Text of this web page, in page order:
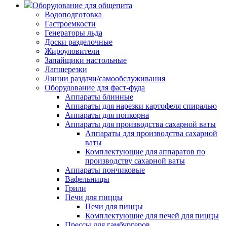
Оборудование для общепита
Водоподготовка
Гастроемкости
Генераторы льда
Доски разделочные
Жироуловители
Запайщики настольные
Лапшерезки
Линии раздачи/самообслуживания
Оборудование для фаст-фуда
Аппараты блинные
Аппараты для нарезки картофеля спиралью
Аппараты для попкорна
Аппараты для производства сахарной ваты
Аппараты для производства сахарной
ваты
Комплектующие для аппаратов по
производству сахарной ваты
Аппараты пончиковые
Вафельницы
Грили
Печи для пиццы
Печи для пиццы
Комплектующие для печей для пиццы